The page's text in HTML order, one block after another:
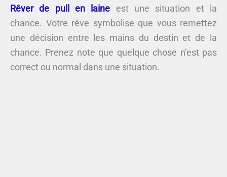
Rêver de pull en laine est une situation et la
chance. Votre rêve symbolise que vous remettez
une décision entre les mains du destin et de la
chance. Prenez note que quelque chose n’est pas
correct ou normal dans une situation.